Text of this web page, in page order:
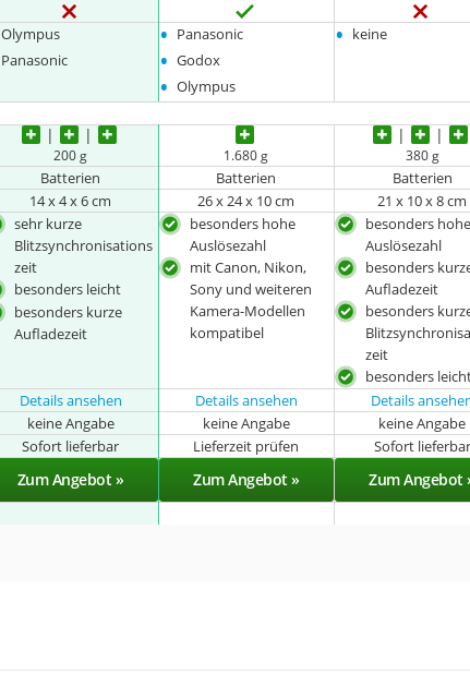
Olympus
Panasonic
• Panasonic
• Godox
• Olympus
• keine
200 g 1.680 g 380 g
Batterien Batterien Batterien
14 x 4 x 6 cm 26 x 24 x 10 cm 21 x 10 x 8 cm
sehr kurze
Blitzsynchronisations
zeit
besonders leicht
besonders kurze
Aufladezeit
besonders hohe
Auslösezahl
mit Canon, Nikon,
Sony und weiteren
Kamera-Modellen
kompatibel
besonders hohe
Auslösezahl
besonders
Aufladezeit
besonders
zeit
besonders
Details ansehen Details ansehen Details
keine Angabe keine Angabe keine Angabe
Sofort lieferbar Lieferzeit prüfen Sofort lieferbar
Zum Angebot » Zum Angebot » Zum Angebot